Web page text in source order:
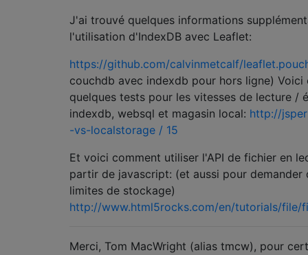
J'ai trouvé quelques informations
l'utilisation d'IndexDB avec Leaflet:
https://github.com/calvinmetcalf/
couchdb avec indexdb pour hors ligne) Voici
quelques tests pour les vitesses de lecture /
indexdb, websql et magasin local: http://
-vs-localstorage / 15
Et voici comment utiliser l'API de fichier en
partir de javascript: (et aussi pour demander
limites de stockage)
http://www.html5rocks.com/en/tutorials/file/
Merci, Tom MacWright (alias tmcw), pour